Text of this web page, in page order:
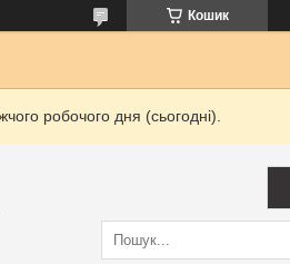
Кошик
робочого дня (сьогодні).